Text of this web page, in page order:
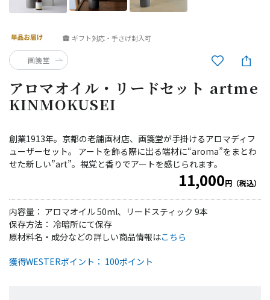
アロマオイル・リードセット artme
KINMOKUSEI
ギフト対応・手さげ封入可
創業1913年。京都の老舗画材店、画箋堂が手掛けるアロマディフ
ューザーセット。 アートを飾る際に出る端材に“aroma”をまとわ
せた新しい”art”。視覚と香りでアートを感じられます。
11,000円（税込）
内容量： アロマオイル 50ml、リードスティック 9本
保存方法： 冷暗所にて保存
獲得WESTERポイント： 100ポイント
原材料名・成分などの詳しい商品情報はこちら
画箋堂